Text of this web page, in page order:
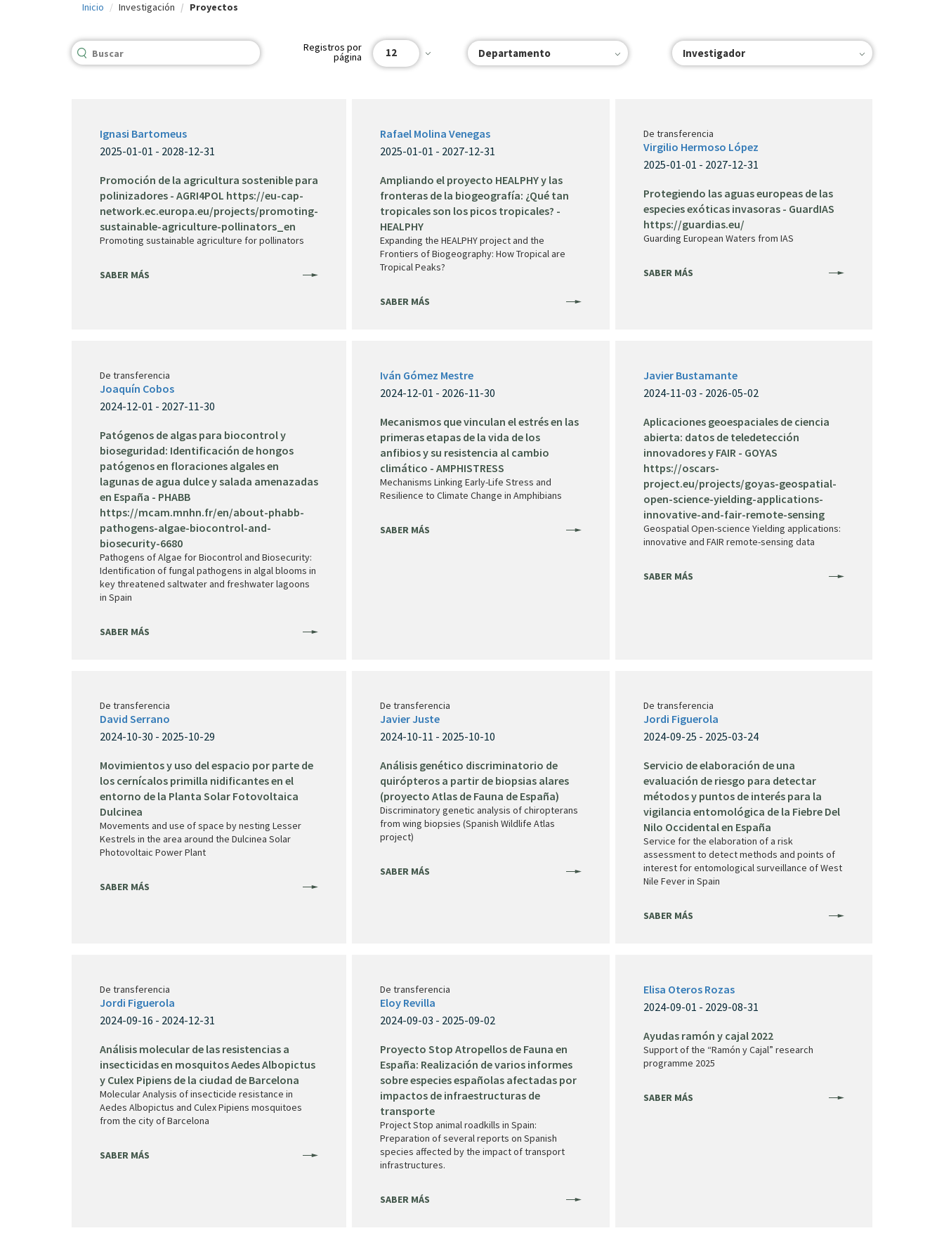
Inicio Investigación Proyectos
Registros por
página 12 Departamento Investigador
Ignasi Bartomeus
2025-01-01 - 2028-12-31
Promoción de la agricultura sostenible para
polinizadores - AGRI4POL https://eu-cap-
network.ec.europa.eu/projects/promoting-
sustainable-agriculture-pollinators_en
Promoting sustainable agriculture for pollinators
SABER MÁS
Rafael Molina Venegas
2025-01-01 - 2027-12-31
Ampliando el proyecto HEALPHY y las
fronteras de la biogeografía: ¿Qué tan
tropicales son los picos tropicales? -
HEALPHY
Expanding the HEALPHY project and the
Frontiers of Biogeography: How Tropical are
Tropical Peaks?
SABER MÁS
De transferencia
Virgilio Hermoso López
2025-01-01 - 2027-12-31
Protegiendo las aguas europeas de las
especies exóticas invasoras - GuardIAS
https://guardias.eu/
Guarding European Waters from IAS
SABER MÁS
De transferencia
Joaquín Cobos
2024-12-01 - 2027-11-30
Patógenos de algas para biocontrol y
bioseguridad: Identificación de hongos
patógenos en floraciones algales en
lagunas de agua dulce y salada amenazadas
en España - PHABB
https://mcam.mnhn.fr/en/about-phabb-
pathogens-algae-biocontrol-and-
biosecurity-6680
Pathogens of Algae for Biocontrol and Biosecurity:
Identification of fungal pathogens in algal blooms in
key threatened saltwater and freshwater lagoons
in Spain
SABER MÁS
Iván Gómez Mestre
2024-12-01 - 2026-11-30
Mecanismos que vinculan el estrés en las
primeras etapas de la vida de los
anfibios y su resistencia al cambio
climático - AMPHISTRESS
Mechanisms Linking Early-Life Stress and
Resilience to Climate Change in Amphibians
SABER MÁS
Javier Bustamante
2024-11-03 - 2026-05-02
Aplicaciones geoespaciales de ciencia
abierta: datos de teledetección
innovadores y FAIR - GOYAS
https://oscars-
project.eu/projects/goyas-geospatial-
open-science-yielding-applications-
innovative-and-fair-remote-sensing
Geospatial Open-science Yielding applications:
innovative and FAIR remote-sensing data
SABER MÁS
De transferencia
David Serrano
2024-10-30 - 2025-10-29
Movimientos y uso del espacio por parte de
los cernícalos primilla nidificantes en el
entorno de la Planta Solar Fotovoltaica
Dulcinea
Movements and use of space by nesting Lesser
Kestrels in the area around the Dulcinea Solar
Photovoltaic Power Plant
SABER MÁS
De transferencia
Javier Juste
2024-10-11 - 2025-10-10
Análisis genético discriminatorio de
quirópteros a partir de biopsias alares
(proyecto Atlas de Fauna de España)
Discriminatory genetic analysis of chiropterans
from wing biopsies (Spanish Wildlife Atlas
project)
SABER MÁS
De transferencia
Jordi Figuerola
2024-09-25 - 2025-03-24
Servicio de elaboración de una
evaluación de riesgo para detectar
métodos y puntos de interés para la
vigilancia entomológica de la Fiebre Del
Nilo Occidental en España
Service for the elaboration of a risk
assessment to detect methods and points of
interest for entomological surveillance of West
Nile Fever in Spain
SABER MÁS
De transferencia
Jordi Figuerola
2024-09-16 - 2024-12-31
Análisis molecular de las resistencias a
insecticidas en mosquitos Aedes Albopictus
y Culex Pipiens de la ciudad de Barcelona
Molecular Analysis of insecticide resistance in
Aedes Albopictus and Culex Pipiens mosquitoes
from the city of Barcelona
SABER MÁS
De transferencia
Eloy Revilla
2024-09-03 - 2025-09-02
Proyecto Stop Atropellos de Fauna en
España: Realización de varios informes
sobre especies españolas afectadas por
impactos de infraestructuras de
transporte
Project Stop animal roadkills in Spain:
Preparation of several reports on Spanish
species affected by the impact of transport
infrastructures.
SABER MÁS
Elisa Oteros Rozas
2024-09-01 - 2029-08-31
Ayudas ramón y cajal 2022
Support of the “Ramón y Cajal” research
programme 2025
SABER MÁS